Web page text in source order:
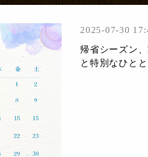
2025-07-30
帰省シーズン
と特別なひと